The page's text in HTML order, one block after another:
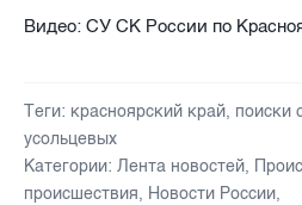
Видео: СУ СК России по
Теги: красноярский край, поиски
усольцевых
Категории: Лента новостей,
происшествия, Новости России,